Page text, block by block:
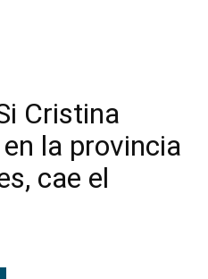
Cristina
la provincia
cae el